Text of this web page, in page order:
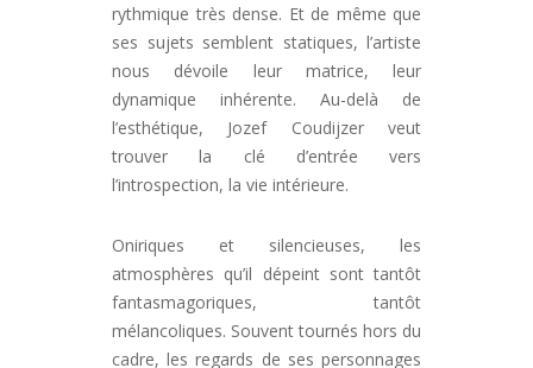
rythmique très dense. Et de même que
ses sujets semblent statiques, l’artiste
nous dévoile leur matrice, leur
dynamique inhérente. Au-delà de
l’esthétique, Jozef Coudijzer veut
trouver la clé d’entrée vers
l’introspection, la vie intérieure.
Oniriques et silencieuses, les
atmosphères qu’il dépeint sont tantôt
fantasmagoriques, tantôt
mélancoliques. Souvent tournés hors du
cadre, les regards de ses personnages